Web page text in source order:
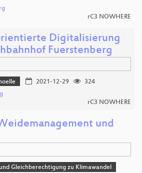
rC3 NOWHERE
Digitalisierung
Fuerstenberg
2021-12-29
324
rC3 NOWHERE
und
Gleichberechtigung zu Klimawandel